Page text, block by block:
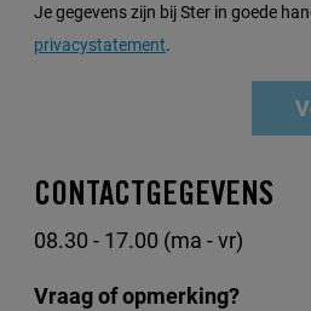
CONTACTGEGEVENS
08.30 - 17.00 (ma - vr)
Vraag of opmerking?
Je gegevens zijn bij Ster in goede
privacystatement.